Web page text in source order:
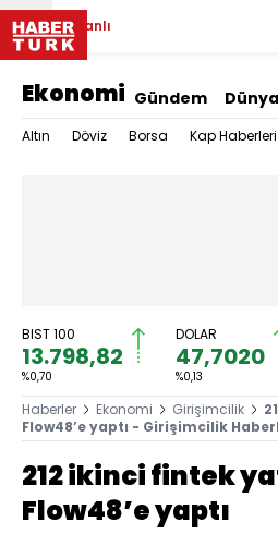
Canlı
Ekonomi Gündem Dünya
Altın Döviz Borsa Kap Haberleri
BIST 100
13.798,82
%0,70
DOLAR
47,7020
%0,13
Haberler Ekonomi Girişimcilik
Flow48’e yaptı - Girişimcilik
212 ikinci fintek
Flow48’e yaptı